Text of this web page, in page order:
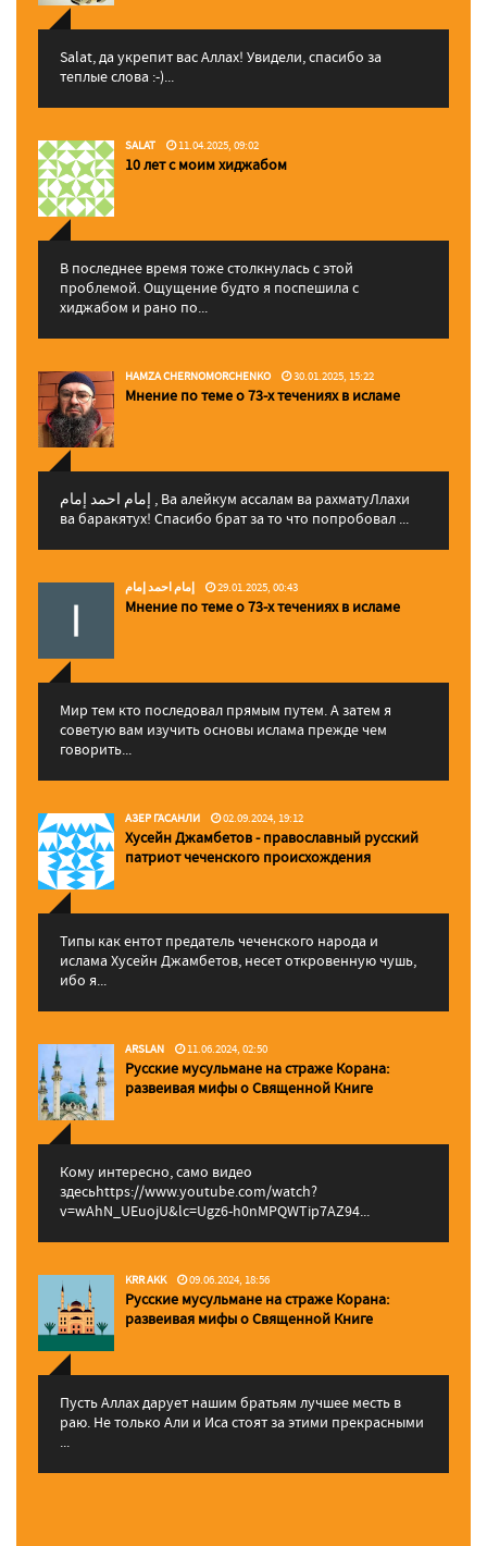
Salat, да укрепит вас Аллаx! Увидели, спасибо за
теплые слова :-)...
SALAT 11.04.2025, 09:02
10 лет с моим хиджабом
В последнее время тоже столкнулась с этой
проблемой. Ощущение будто я поспешила с
хиджабом и рано по...
HAMZA CHERNOMORCHENKO 30.01.2025, 15:22
Мнение по теме о 73-х течениях в исламе
إمام احمد إمام , Ва алейкум ассалам ва рахматуЛлахи
ва баракятух! Спасибо брат за то что попробовал ...
إمام احمد إمام 29.01.2025, 00:43
Мнение по теме о 73-х течениях в исламе
Мир тем кто последовал прямым путем. А затем я
советую вам изучить основы ислама прежде чем
говорить...
АЗЕР ГАСАНЛИ 02.09.2024, 19:12
Хусейн Джамбетов - православный русский
патриот чеченского происхождения
Типы как ентот предатель чеченского народа и
ислама Хусейн Джамбетов, несет откровенную чушь,
ибо я...
ARSLAN 11.06.2024, 02:50
Русские мусульмане на страже Корана:
pазвеивая мифы о Священной Книге
Кому интересно, само видео
здесьhttps://www.youtube.com/watch?
v=wAhN_UEuojU&lc=Ugz6-h0nMPQWTip7AZ94...
KRR AKK 09.06.2024, 18:56
Русские мусульмане на страже Корана:
pазвеивая мифы о Священной Книге
Пусть Аллах дарует нашим братьям лучшее месть в
раю. Не только Али и Иса стоят за этими прекрасными
...